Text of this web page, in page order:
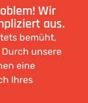
Wir
aus.
bemüht,
unsere
eine
Ihres